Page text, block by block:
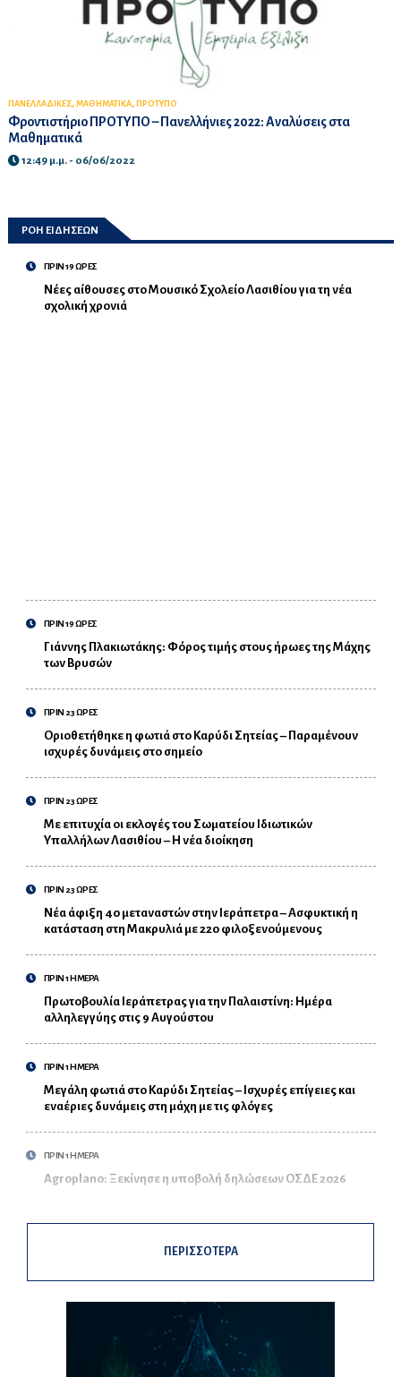
ΠΑΝΕΛΛΑΔΙΚΕΣ, ΜΑΘΗΜΑΤΙΚΑ, ΠΡΟΤΥΠΟ
Φροντιστήριο ΠΡΟΤΥΠΟ – Πανελλήνιες 2022: Αναλύσεις στα
Μαθηματικά
12:49 μ.μ. - 06/06/2022
ΡΟΗ ΕΙΔΗΣΕΩΝ
ΠΡΙΝ 19 ΩΡΕΣ
Νέες αίθουσες στο Μουσικό Σχολείο Λασιθίου για τη νέα
σχολική χρονιά
ΠΡΙΝ 19 ΩΡΕΣ
Γιάννης Πλακιωτάκης: Φόρος τιμής στους ήρωες της Μάχης
των Βρυσών
ΠΡΙΝ 23 ΩΡΕΣ
Οριοθετήθηκε η φωτιά στο Καρύδι Σητείας – Παραμένουν
ισχυρές δυνάμεις στο σημείο
ΠΡΙΝ 23 ΩΡΕΣ
Με επιτυχία οι εκλογές του Σωματείου Ιδιωτικών
Υπαλλήλων Λασιθίου – Η νέα διοίκηση
ΠΡΙΝ 23 ΩΡΕΣ
Νέα άφιξη 40 μεταναστών στην Ιεράπετρα – Ασφυκτική η
κατάσταση στη Μακρυλιά με 220 φιλοξενούμενους
ΠΡΙΝ 1 ΗΜΕΡΑ
Πρωτοβουλία Ιεράπετρας για την Παλαιστίνη: Ημέρα
αλληλεγγύης στις 9 Αυγούστου
ΠΡΙΝ 1 ΗΜΕΡΑ
Μεγάλη φωτιά στο Καρύδι Σητείας – Ισχυρές επίγειες και
εναέριες δυνάμεις στη μάχη με τις φλόγες
ΠΡΙΝ 1 ΗΜΕΡΑ
Agroplano: Ξεκίνησε η υποβολή δηλώσεων ΟΣΔΕ 2026
ΠΕΡΙΣΣΟΤΕΡΑ